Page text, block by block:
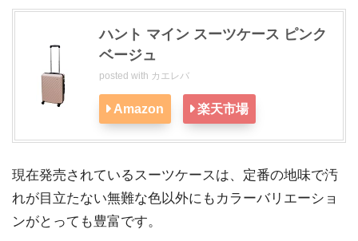
ハント マイン スーツケース ピンク
ベージュ
posted with カエレバ
Amazon 楽天市場
現在発売されているスーツケースは、定番の地味で汚
れが目立たない無難な色以外にもカラーバリエーショ
ンがとっても豊富です。